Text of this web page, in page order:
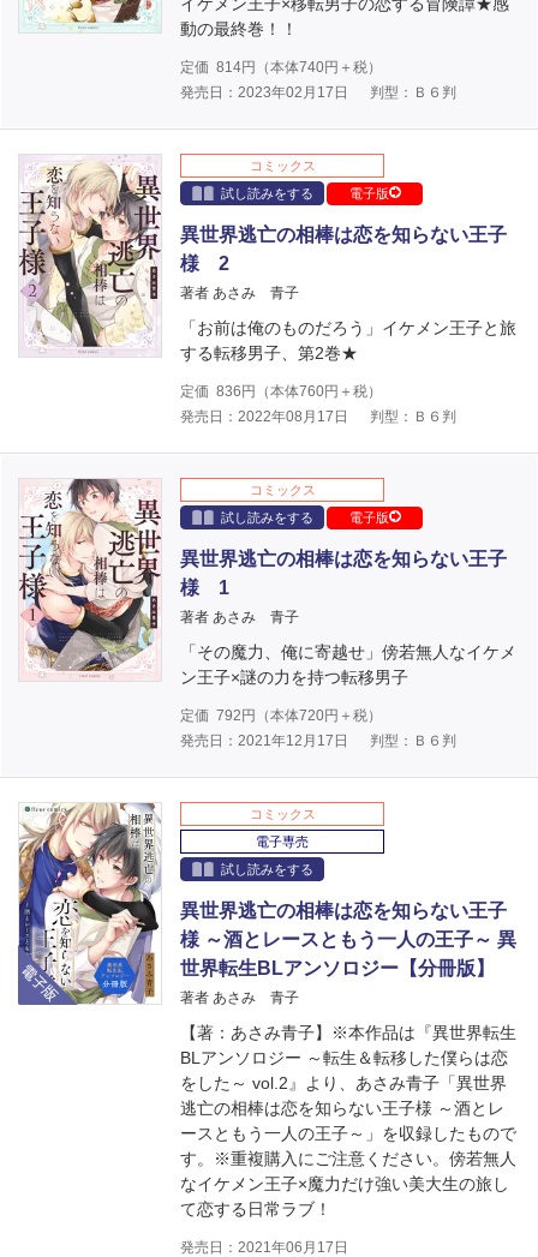
動の最終巻！！
定価 814円（本体740円＋税）
発売日：2023年02月17日
判型：Ｂ６判
コミックス
試し読みをする
電子版
異世界逃亡の相棒は恋を知らない王子
様 2
著者 あさみ 青子
「お前は俺のものだろう」イケメン王子と旅
する転移男子、第2巻★
定価 836 円（本体760円＋税）
発売日：2022年08月17日
判型：Ｂ６判
コミックス
試し読みをする
電子版
異世界逃亡の相棒は恋を知らない王子
様 1
著者 あさみ 青子
「その魔力、俺に寄越せ」傍若無人なイケメ
ン王子×謎の力を持つ転移男子
定価 792 円（本体720円＋税）
発売日：2021年12月17日
判型：Ｂ６判
電子版
コミックス
電子専売
試し読みをする
異世界逃亡の相棒は恋を知らない王子
様 ～酒とレースともう一人の王子～ 異
世界転生BLアンソロジー【分冊版】
著者 あさみ 青子
【著：あさみ青子】※本作品は『異世界転生
BLアンソロジー ～転生＆転移した僕らは恋
をした～ vol.2』より、あさみ青子「異世界
逃亡の相棒は恋を知らない王子様 ～酒とレ
ースともう一人の王子～」を収録したもので
す。※重複購入にご注意ください。傍若無人
なイケメン王子×魔力だけ強い美大生の旅し
て恋する日常ラブ！
発売日：2021年06月17日